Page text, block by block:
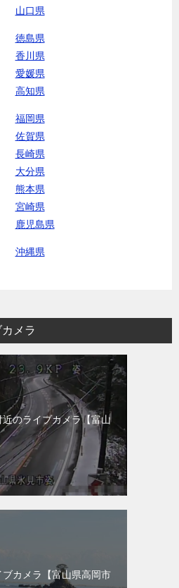
山口県
徳島県
香川県
愛媛県
高知県
福岡県
佐賀県
長崎県
大分県
熊本県
宮崎県
鹿児島県
沖縄県
メラ
のライブカメラ【富山
カメラ【富山県高岡市